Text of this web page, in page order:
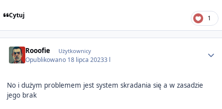
Cytuj 1
Rooofie Użytkownicy
Opublikowano 18 lipca 20233 l
No i dużym problemem jest system skradania się a w zasadzie
jego brak